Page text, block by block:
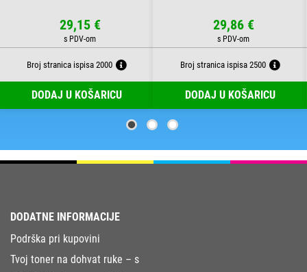
29,15 €
Broj stranica ispisa 2000
DODAJ U KOŠARICU
29,86 €
Broj stranica ispisa 2500
DODAJ U KOŠARICU
DODATNE INFORMACIJE
Podrška pri kupovini
Tvoj toner na dohvat ruke – s